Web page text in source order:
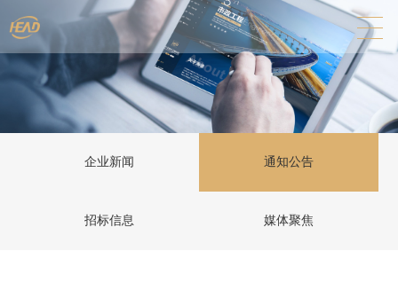
企业新闻 通知公告
招标信息 媒体聚焦